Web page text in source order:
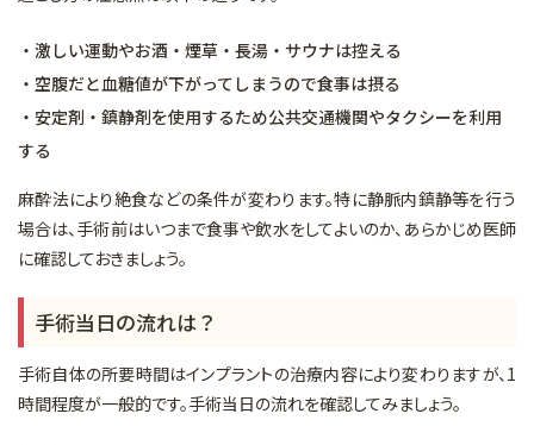
・激しい運動やお酒・煙草・長湯・サウナは控える
・空腹だと血糖値が下がってしまうので食事は摂る
・安定剤・鎮静剤を使用するため公共交通機関やタクシーを利用
する
麻酔法により絶食などの条件が変わります。特に静脈内鎮静等を行う
場合は、手術前はいつまで食事や飲水をしてよいのか、あらかじめ医師
に確認しておきましょう。
手術当日の流れは？
手術自体の所要時間はインプラントの治療内容により変わりますが、1
時間程度が一般的です。手術当日の流れを確認してみましょう。